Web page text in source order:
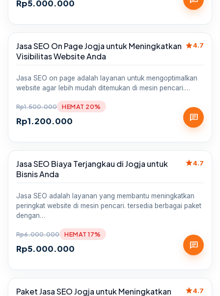
Rp5.000.000
Sale
Jasa SEO On Page Jogja untuk Meningkatkan
Visibilitas Website Anda
star4.7
Jasa SEO on page adalah layanan untuk mengoptimalkan
website agar lebih mudah ditemukan di mesin pencari.…
Rp1.500.000
Rp1.200.000
HEMAT 20%
chat
Sale
Jasa SEO Biaya Terjangkau di Jogja untuk
Bisnis Anda
star4.7
Jasa SEO adalah layanan yang membantu meningkatkan
peringkat website di mesin pencari. tersedia berbagai paket
dengan…
Rp6.000.000
Rp5.000.000
HEMAT 17%
chat
Sale
Paket Jasa SEO Jogja untuk Meningkatkan
star4.7